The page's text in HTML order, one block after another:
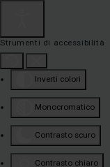
Strumenti di accessibilità
Inverti colori
Monocromatico
Contrasto scuro
Contrasto chiaro